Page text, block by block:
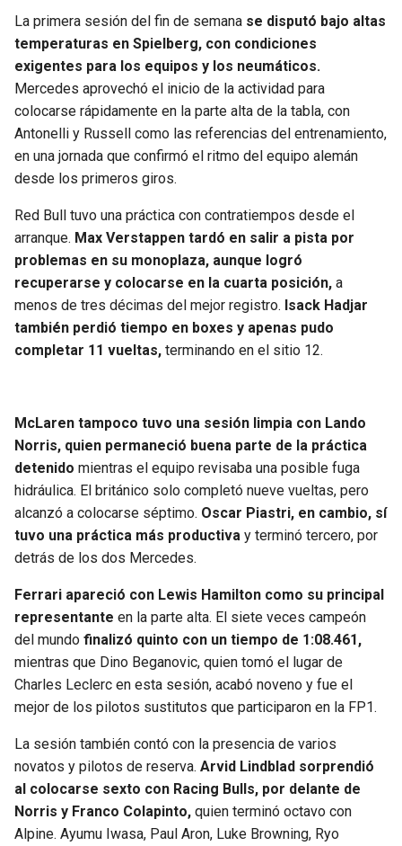
BUCCANEERS
La primera sesión del fin de semana se disputó bajo altas
temperaturas en Spielberg, con condiciones
exigentes para los equipos y los neumáticos.
Mercedes aprovechó el inicio de la actividad para
colocarse rápidamente en la parte alta de la tabla, con
Antonelli y Russell como las referencias del entrenamiento,
en una jornada que confirmó el ritmo del equipo alemán
desde los primeros giros.
Red Bull tuvo una práctica con contratiempos desde el
arranque. Max Verstappen tardó en salir a pista por
problemas en su monoplaza, aunque logró
recuperarse y colocarse en la cuarta posición, a
menos de tres décimas del mejor registro. Isack Hadjar
también perdió tiempo en boxes y apenas pudo
completar 11 vueltas, terminando en el sitio 12.
McLaren tampoco tuvo una sesión limpia con Lando
Norris, quien permaneció buena parte de la práctica
detenido mientras el equipo revisaba una posible fuga
hidráulica. El británico solo completó nueve vueltas, pero
alcanzó a colocarse séptimo. Oscar Piastri, en cambio, sí
tuvo una práctica más productiva y terminó tercero, por
detrás de los dos Mercedes.
Ferrari apareció con Lewis Hamilton como su principal
representante en la parte alta. El siete veces campeón
del mundo finalizó quinto con un tiempo de 1:08.461,
mientras que Dino Beganovic, quien tomó el lugar de
Charles Leclerc en esta sesión, acabó noveno y fue el
mejor de los pilotos sustitutos que participaron en la FP1.
La sesión también contó con la presencia de varios
novatos y pilotos de reserva. Arvid Lindblad sorprendió
al colocarse sexto con Racing Bulls, por delante de
Norris y Franco Colapinto, quien terminó octavo con
Alpine. Ayumu Iwasa, Paul Aron, Luke Browning, Ryo